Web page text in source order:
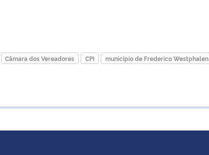
Câmara dos Vereadores CPI município de Frederico Westphalen